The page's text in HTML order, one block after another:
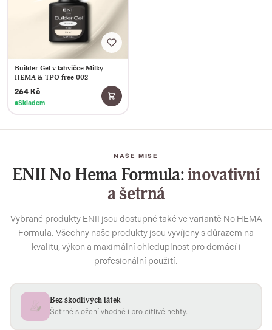
Builder Gel v lahvičce Milky
HEMA & TPO free 002
264 Kč
Skladem
NAŠE MISE
ENII No Hema Formula:inovativní
a šetrná
Vybrané produkty ENII jsou dostupné také ve variantě No HEMA
Formula. Všechny naše produkty jsou vyvíjeny s důrazem na
kvalitu, výkon a maximální ohleduplnost pro domácí i
profesionální použití.
Bez škodlivých látek
Šetrné složení vhodné i pro citlivé nehty.